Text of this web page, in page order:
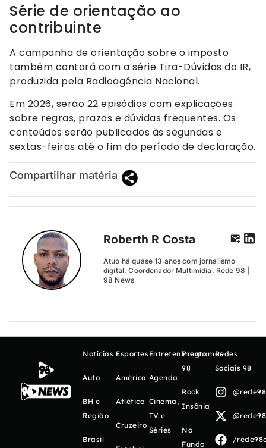
Série de orientação ao
contribuinte
A campanha de orientação sobre o imposto
também contará com a série Tira-Dúvidas do IR,
produzida pela Radioagência Nacional.
Em 2026, serão 22 episódios com explicações
sobre regras, prazos e dúvidas frequentes. Os
conteúdos serão publicados às segundas e
sextas-feiras até o fim do período de declaração.
Compartilhar matéria
Roberth R Costa
Atuo há quase 13 anos com jornalismo
digital. Coordenador Multimídia. Rede 98 |
98 News
Notícias
Auto
BH e
Região
Brasil
Esportes
América
Atlético
Cruzeiro
Entretenimento
Agenda
Cinema,
TV e
Séries
Programas
98
Rock
Insônia
No
Fundo
Redes
Sociais 98
/